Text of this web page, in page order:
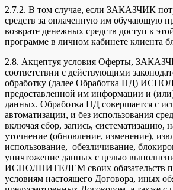
2.7.2. В том случае, если ЗАКАЗЧИК
средств за оплаченную им обучающую
возврате денежных средств доступ к
программе в личном кабинете клиента
2.8. Акцептуя условия Оферты,
соответствии с действующими
обработку (далее Обработка ПД)
предоставленной им информации и
данных. Обработка ПД совершается с
автоматизации, и без использования
включая сбор, запись, систематизацию,
уточнение (обновление, изменение),
использование, обезличивание,
уничтожение данных с целью
ИСПОЛНИТЕЛЕМ своих обязательств
условиям настоящего Договора, иных